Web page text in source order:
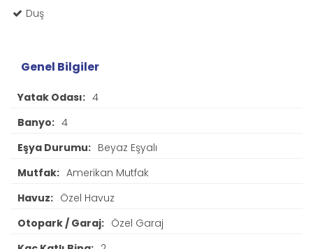
Duş
Genel Bilgiler
Yatak Odası: 4
Banyo: 4
Eşya Durumu: Beyaz Eşyalı
Mutfak: Amerikan Mutfak
Havuz: Özel Havuz
Otopark / Garaj: Özel Garaj